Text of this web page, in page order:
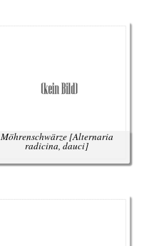
Möhrenschwärze[Alternaria
radicina, dauci]